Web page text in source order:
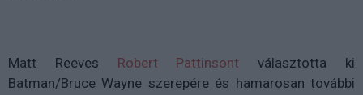
Matt Reeves Robert Pattinsont választotta ki
Batman/Bruce Wayne szerepére és hamarosan további